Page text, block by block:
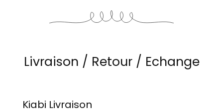
Livraison / Retour / Echange
Kiabi Livraison